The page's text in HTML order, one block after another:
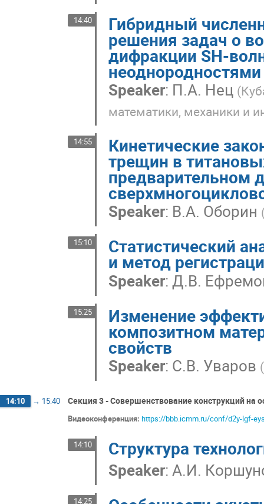
14:40 Гибридный
решения задач о
дифракции SH-
неоднородностями
Speaker: П.А. Нец (
математики, механики и
14:55 Кинетические
трещин в
предварительном
Speaker: В.А. Оборин
15:10 Статистический
и метод
Speaker: Д.В.
15:25 Изменение
композитном
свойств
Speaker: С.В. Уваров (
14:10 → 15:40 Секция 3 - Совершенствование конструкций на
Видеоконференция: https://bbb.icmm.ru/conf/d2y-lgf-
14:10 Структура
Speaker: А.И.
14:25